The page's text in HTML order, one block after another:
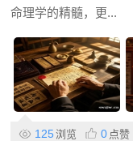
命理学的精髓，更...
125 浏览 0 点赞